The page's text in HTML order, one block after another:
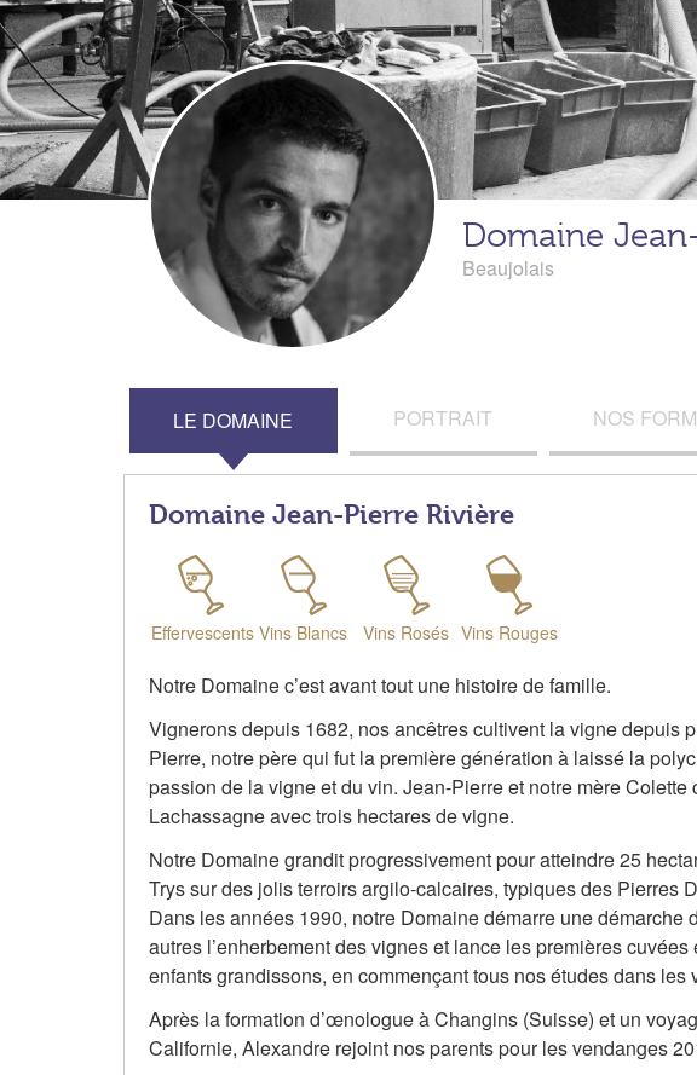
Domaine
Beaujolais
LE DOMAINE PORTRAIT NOS
Domaine Jean-Pierre Rivière
Effervescents Vins Blancs Vins Rosés Vins Rouges
Notre Domaine c’est avant tout une histoire de famille.
Vignerons depuis 1682, nos ancêtres cultivent la vigne depuis
Pierre, notre père qui fut la première génération à laissé la
passion de la vigne et du vin. Jean-Pierre et notre mère Colette
Lachassagne avec trois hectares de vigne.
Notre Domaine grandit progressivement pour atteindre 25
Trys sur des jolis terroirs argilo-calcaires, typiques des Pierres
Dans les années 1990, notre Domaine démarre une démarche
autres l’enherbement des vignes et lance les premières
enfants grandissons, en commençant tous nos études dans les
Après la formation d’œnologue à Changins (Suisse) et un
Californie, Alexandre rejoint nos parents pour les vendanges